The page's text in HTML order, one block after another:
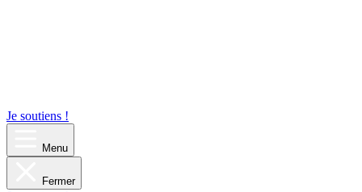
Je soutiens !
Menu
Fermer